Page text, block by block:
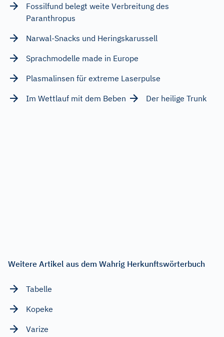
Fossilfund belegt weite Verbreitung des
Paranthropus
Narwal-Snacks und Heringskarussell
Sprachmodelle made in Europe
Plasmalinsen für extreme Laserpulse
Im Wettlauf mit dem Beben
Der heilige Trunk
Weitere Artikel aus dem Wahrig Herkunftswörterbuch
Tabelle
Kopeke
Varize